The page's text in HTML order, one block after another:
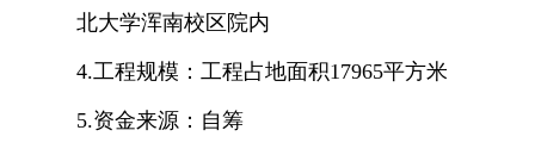
北大学浑南校区院内
4.工程规模：工程占地面积17965平方米
5.资金来源：自筹